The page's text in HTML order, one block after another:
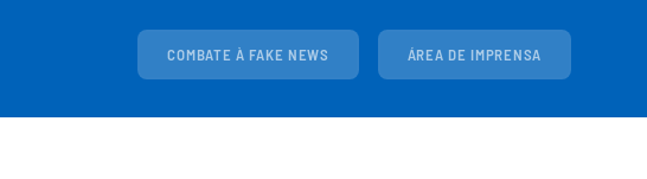
COMBATE À FAKE NEWS ÁREA DE IMPRENSA